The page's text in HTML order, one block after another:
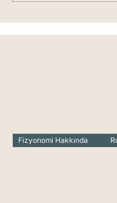
Fizyonomi Hakkında